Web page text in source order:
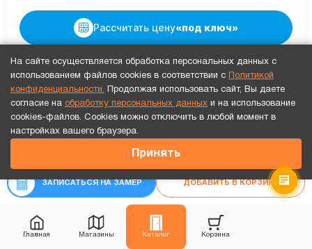
Главная Магазины Каталог Корзина
Точный расчет за 10 минут по СМС или телефону!
ЗАПИСАТЬСЯ НА ЗАМЕР ДОБАВИТЬ В КОРЗИНУ
Рассчитать цену«под ключ»
На сайте осуществляется обработка персональных данных с
использованием файлов cookies в соответствии с
Политикой
конфиденциальности. Продолжая использовать сайт, Вы даете
согласие на обработку персональных данных и на использование
cookies-файлов. Cookies можно отключить в любой момент в
настройках вашего браузера.
Принять